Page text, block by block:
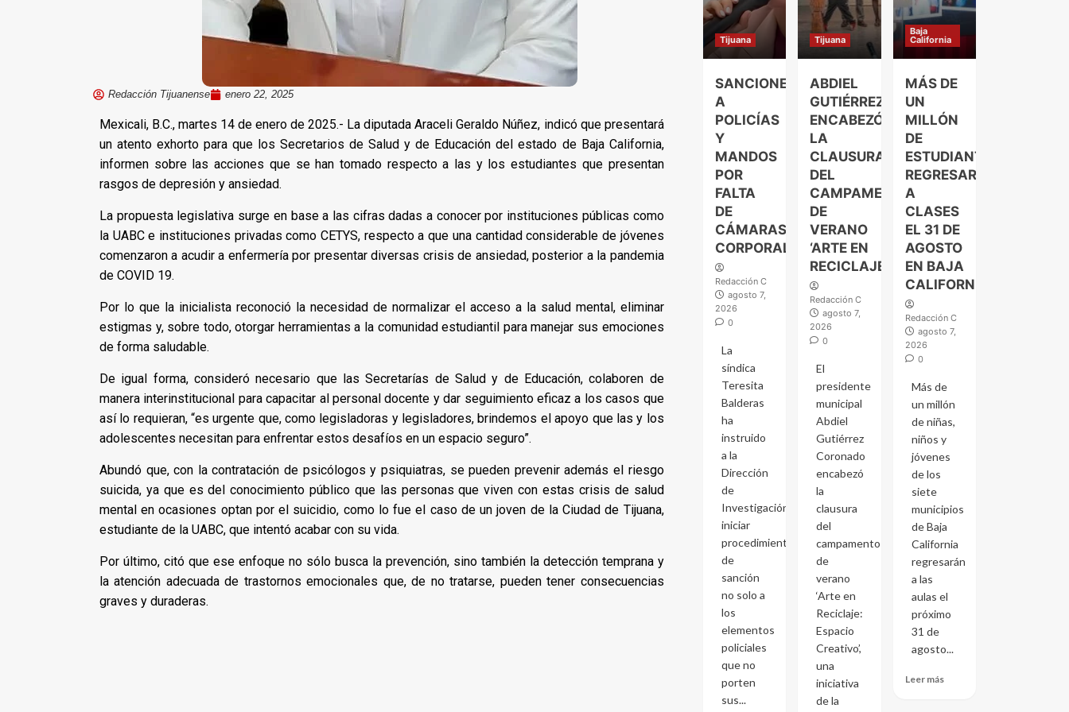
Redacción Tijuanense enero 22, 2025
Mexicali, B.C., martes 14 de enero de 2025.- La diputada Araceli Geraldo Núñez, indicó que presentará
un atento exhorto para que los Secretarios de Salud y de Educación del estado de Baja California,
informen sobre las acciones que se han tomado respecto a las y los estudiantes que presentan
rasgos de depresión y ansiedad.
La propuesta legislativa surge en base a las cifras dadas a conocer por instituciones públicas como
la UABC e instituciones privadas como CETYS, respecto a que una cantidad considerable de jóvenes
comenzaron a acudir a enfermería por presentar diversas crisis de ansiedad, posterior a la pandemia
de COVID 19.
Por lo que la inicialista reconoció la necesidad de normalizar el acceso a la salud mental, eliminar
estigmas y, sobre todo, otorgar herramientas a la comunidad estudiantil para manejar sus emociones
de forma saludable.
De igual forma, consideró necesario que las Secretarías de Salud y de Educación, colaboren de
manera interinstitucional para capacitar al personal docente y dar seguimiento eficaz a los casos que
así lo requieran, “es urgente que, como legisladoras y legisladores, brindemos el apoyo que las y los
adolescentes necesitan para enfrentar estos desafíos en un espacio seguro”.
Abundó que, con la contratación de psicólogos y psiquiatras, se pueden prevenir además el riesgo
suicida, ya que es del conocimiento público que las personas que viven con estas crisis de salud
mental en ocasiones optan por el suicidio, como lo fue el caso de un joven de la Ciudad de Tijuana,
estudiante de la UABC, que intentó acabar con su vida.
Por último, citó que ese enfoque no sólo busca la prevención, sino también la detección temprana y
la atención adecuada de trastornos emocionales que, de no tratarse, pueden tener consecuencias
graves y duraderas.
Tijuana
SANCIONES
A
POLICÍAS
Y
MANDOS
POR
FALTA
DE
CÁMARAS
CORPORALES
Redacción C
agosto 7,
2026
0
La
síndica
Teresita
Balderas
ha
instruido
a la
Dirección
de
Investigación
iniciar
procedimientos
de
sanción
no solo a
los
elementos
policiales
que no
porten
sus...
Tijuana
ABDIEL
GUTIÉRREZ
ENCABEZÓ
LA
CLAUSURA
DEL
CAMPAMENTO
DE
VERANO
‘ARTE EN
RECICLAJE’
Redacción C
agosto 7,
2026
0
El
presidente
municipal
Abdiel
Gutiérrez
Coronado
encabezó
la
clausura
del
campamento
de
verano
‘Arte en
Reciclaje:
Espacio
Creativo’,
una
iniciativa
de la
Baja
California
MÁS DE
UN
MILLÓN
DE
ESTUDIANTES
REGRESARÁN
A
CLASES
EL 31 DE
AGOSTO
EN BAJA
CALIFORNIA
Redacción C
agosto 7,
2026
0
Más de
un millón
de niñas,
niños y
jóvenes
de los
siete
municipios
de Baja
California
regresarán
a las
aulas el
próximo
31 de
agosto...
Leer más